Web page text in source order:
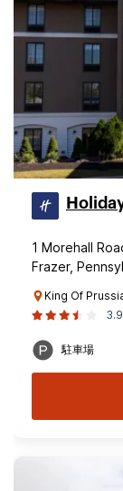
1 Morehall
Frazer,
King Of
駐車場